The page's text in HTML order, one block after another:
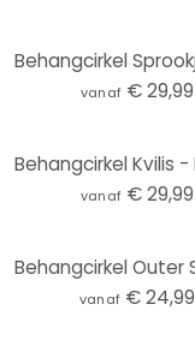
vanaf € 29,99
vanaf € 29,99
vanaf € 24,99